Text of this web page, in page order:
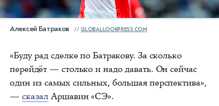
Алексей Батраков GLOBALLOOKPRESS.COM
«Буду рад сделке по Батракову. За сколько
перейдёт — столько и надо давать. Он сейчас
один из самых сильных, большая перспектива»,
— сказал Аршавин «СЭ».